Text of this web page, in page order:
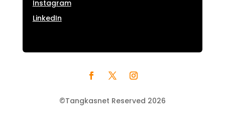
Instagram
LinkedIn
©Tangkasnet Reserved 2026